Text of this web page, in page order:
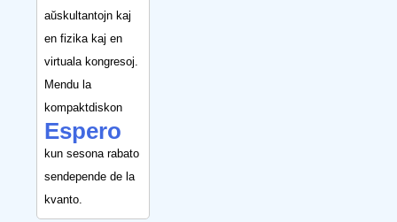
aŭskultantojn kaj
en fizika kaj en
virtuala kongresoj.
Mendu la
kompaktdiskon
Espero
kun sesona rabato
sendepende de la
kvanto.